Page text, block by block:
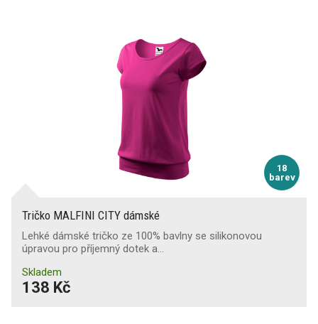
Zakázkové šití
18
barev
Tričko MALFINI CITY dámské
Lehké dámské tričko ze 100% bavlny se silikonovou
úpravou pro příjemný dotek a…
Skladem
138 Kč